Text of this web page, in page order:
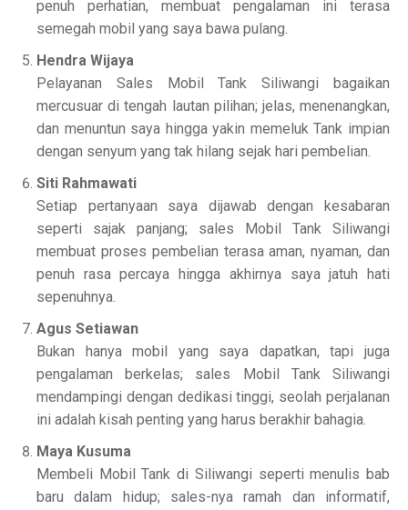
penuh perhatian, membuat pengalaman ini terasa
semegah mobil yang saya bawa pulang.
Hendra Wijaya
Pelayanan Sales Mobil Tank Siliwangi bagaikan
mercusuar di tengah lautan pilihan; jelas, menenangkan,
dan menuntun saya hingga yakin memeluk Tank impian
dengan senyum yang tak hilang sejak hari pembelian.
Siti Rahmawati
Setiap pertanyaan saya dijawab dengan kesabaran
seperti sajak panjang; sales Mobil Tank Siliwangi
membuat proses pembelian terasa aman, nyaman, dan
penuh rasa percaya hingga akhirnya saya jatuh hati
sepenuhnya.
Agus Setiawan
Bukan hanya mobil yang saya dapatkan, tapi juga
pengalaman berkelas; sales Mobil Tank Siliwangi
mendampingi dengan dedikasi tinggi, seolah perjalanan
ini adalah kisah penting yang harus berakhir bahagia.
Maya Kusuma
Membeli Mobil Tank di Siliwangi seperti menulis bab
baru dalam hidup; sales-nya ramah dan informatif,